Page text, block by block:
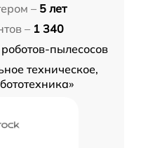
– 5 лет
– 1 340
пылесосов
техническое,